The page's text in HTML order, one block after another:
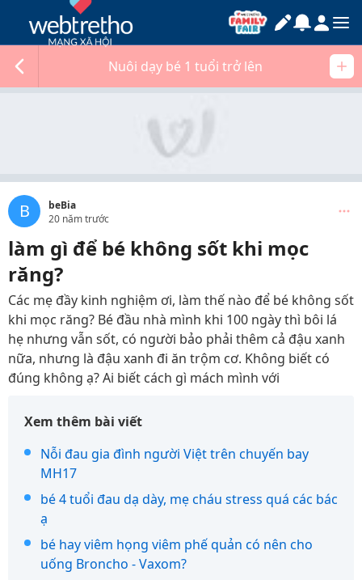
Nuôi dạy bé 1 tuổi trở lên
B
beBia
20 năm trước
làm gì để bé không sốt khi mọc
răng?
Các mẹ đầy kinh nghiệm ơi, làm thế nào để bé không sốt
khi mọc răng? Bé đầu nhà mình khi 100 ngày thì bôi lá
hẹ nhưng vẫn sốt, có người bảo phải thêm cả đậu xanh
nữa, nhưng là đậu xanh đi ăn trộm cơ. Không biết có
đúng không ạ? Ai biết cách gì mách mình với
Xem thêm bài viết
Nỗi đau gia đình người Việt trên chuyến bay
MH17
bé 4 tuổi đau dạ dày, mẹ cháu stress quá các bác
ạ
bé hay viêm họng viêm phế quản có nên cho
uống Broncho - Vaxom?